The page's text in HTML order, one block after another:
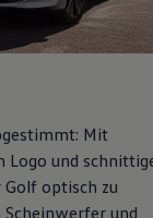
Mit
Logo und
Golfoptisch zu
Scheinwerfer und